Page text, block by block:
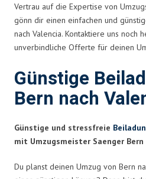
Vertrau auf die Expertise von
gönn dir einen einfachen und
nach Valencia. Kontaktiere uns noch
unverbindliche Offerte für deinen
Günstige
Bern nach
Günstige und stressfreie
mit Umzugsmeister Saenger Bern
Du planst deinen Umzug von Bern